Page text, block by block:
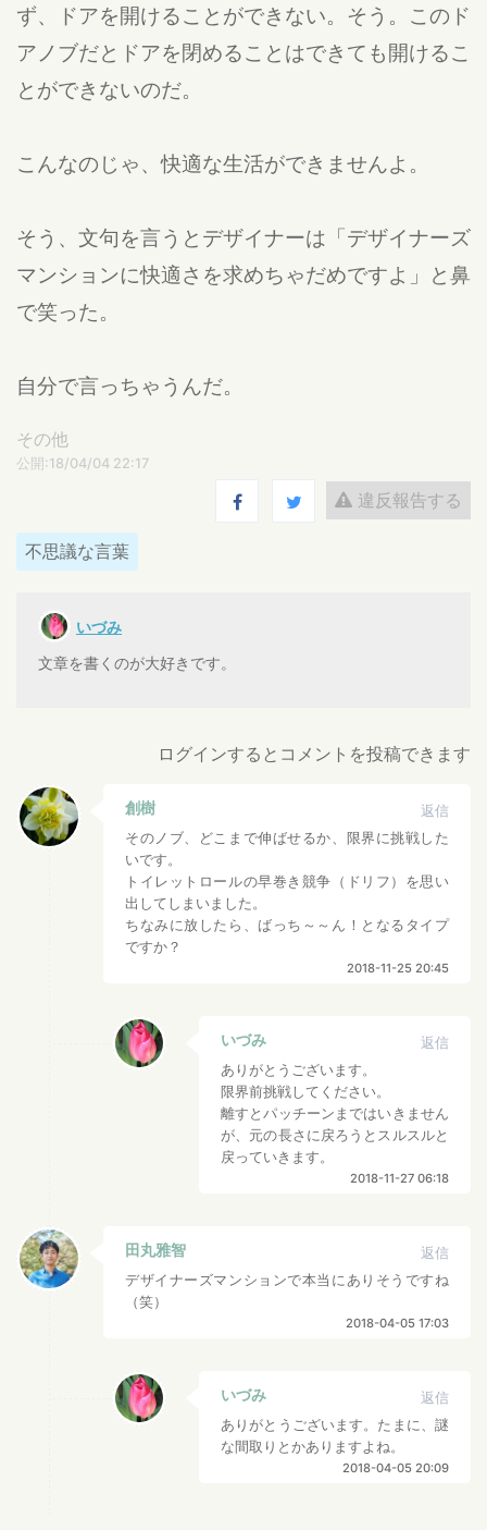
ず、ドアを開けることができない。そう。このド
アノブだとドアを閉めることはできても開けるこ
とができないのだ。
こんなのじゃ、快適な生活ができませんよ。
そう、文句を言うとデザイナーは「デザイナーズ
マンションに快適さを求めちゃだめですよ」と鼻
で笑った。
自分で言っちゃうんだ。
その他
公開:18/04/04 22:17
違反報告する
不思議な言葉
いづみ
文章を書くのが大好きです。
ログインするとコメントを投稿できます
創樹
返信
そのノブ、どこまで伸ばせるか、限界に挑戦した
いです。
トイレットロールの早巻き競争（ドリフ）を思い
出してしまいました。
ちなみに放したら、ばっち～～ん！となるタイプ
ですか？
2018-11-25 20:45
いづみ
返信
ありがとうございます。
限界前挑戦してください。
離すとパッチーンまではいきません
が、元の長さに戻ろうとスルスルと
戻っていきます。
2018-11-27 06:18
田丸雅智
返信
デザイナーズマンションで本当にありそうですね
（笑）
2018-04-05 17:03
いづみ
返信
ありがとうございます。たまに、謎
な間取りとかありますよね。
2018-04-05 20:09